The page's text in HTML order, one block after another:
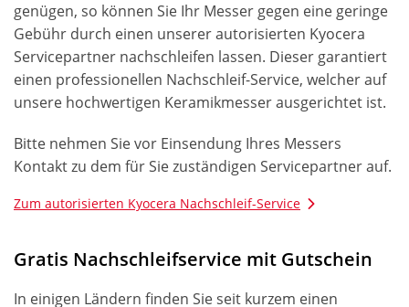
genügen, so können Sie Ihr Messer gegen eine geringe
Gebühr durch einen unserer autorisierten Kyocera
Servicepartner nachschleifen lassen. Dieser garantiert
einen professionellen Nachschleif-Service, welcher auf
unsere hochwertigen Keramikmesser ausgerichtet ist.
Bitte nehmen Sie vor Einsendung Ihres Messers
Kontakt zu dem für Sie zuständigen Servicepartner auf.
Zum autorisierten Kyocera Nachschleif-Service
Gratis Nachschleifservice mit Gutschein
In einigen Ländern finden Sie seit kurzem einen